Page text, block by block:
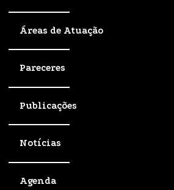
Áreas de Atuação
Pareceres
Publicações
Notícias
Agenda